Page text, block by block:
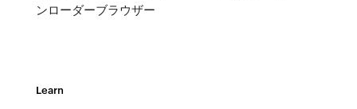
ンローダーブラウザー
Learn